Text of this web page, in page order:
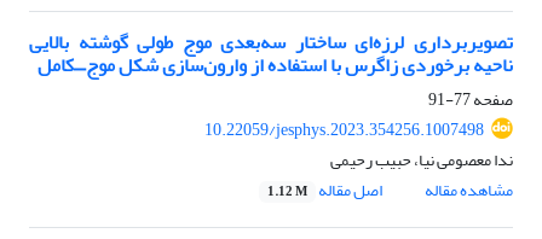
تصویربرداری لرزه‌ای ساختار سه‌بعدی موج طولی گوشته بالایی
ناحیه برخوردی زاگرس با استفاده از وارون‌سازی شکل موج⎽کامل
صفحه77-91
10.22059/jesphys.2023.354256.1007498
ندا معصومی نیا، حبیب رحیمی
مشاهده مقاله
اصل مقاله 1.12 M